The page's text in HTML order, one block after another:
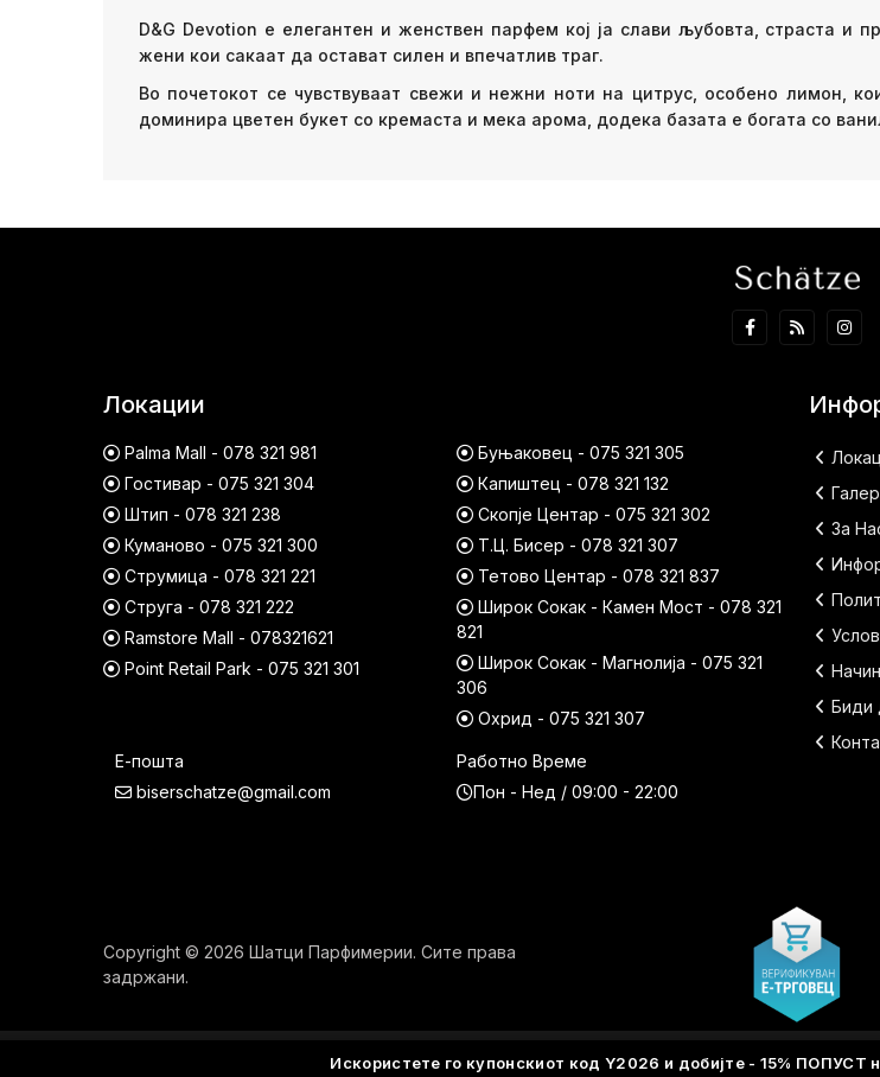
D&G Devotion е елегантен и женствен парфем кој ја слави љубовта, страста и
жени кои сакаат да остават силен и впечатлив траг.
Во почетокот се чувствуваат свежи и нежни ноти на цитрус, особено лимон,
доминира цветен букет со кремаста и мека арома, додека базата е богата со
Локации
Palma Mall - 078 321 981
Гостивар - 075 321 304
Штип - 078 321 238
Куманово - 075 321 300
Струмица - 078 321 221
Струга - 078 321 222
Ramstore Mall - 078321621
Point Retail Park - 075 321 301
Буњаковец - 075 321 305
Капиштец - 078 321 132
Скопје Центар - 075 321 302
Т.Ц. Бисер - 078 321 307
Тетово Центар - 078 321 837
Широк Сокак - Камен Мост - 078 321
821
Широк Сокак - Магнолија - 075 321
306
Охрид - 075 321 307
Е-пошта
biserschatze@gmail.com
Работно Време
Пон - Нед / 09:00 - 22:00
За
Биди
Copyright © 2026 Шатци Парфимерии. Сите права
задржани.
Искористете го купонскиот код Y2026 и добијте - 15% ПОПУСТ